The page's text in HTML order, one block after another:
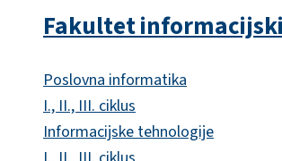
Fakultet
Poslovna informatika
I., II., III. ciklus
Informacijske tehnologije